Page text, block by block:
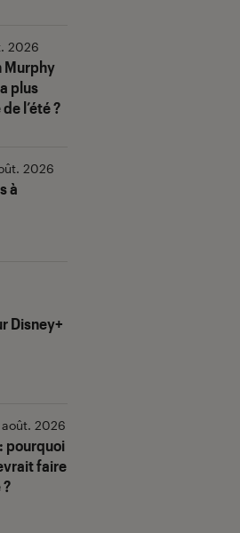
Murphy
plus
l’été ?
2026
à
2026
Disney+
pourquoi
faire
2026